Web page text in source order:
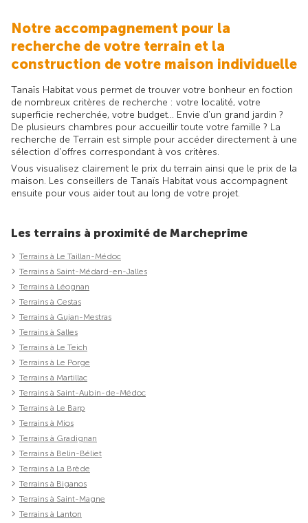
Notre accompagnement pour la
recherche de votre terrain et la
construction de votre maison individuelle
Tanaïs Habitat vous permet de trouver votre bonheur en foction
de nombreux critères de recherche : votre localité, votre
superficie recherchée, votre budget... Envie d'un grand jardin ?
De plusieurs chambres pour accueillir toute votre famille ? La
recherche de Terrain est simple pour accéder directement à une
sélection d'offres correspondant à vos critères.
Vous visualisez clairement le prix du terrain ainsi que le prix de la
maison. Les conseillers de Tanaïs Habitat vous accompagnent
ensuite pour vous aider tout au long de votre projet.
Les terrains à proximité de Marcheprime
Terrains à Le Taillan-Médoc
Terrains à Saint-Médard-en-Jalles
Terrains à Léognan
Terrains à Cestas
Terrains à Gujan-Mestras
Terrains à Salles
Terrains à Le Teich
Terrains à Le Porge
Terrains à Martillac
Terrains à Saint-Aubin-de-Médoc
Terrains à Le Barp
Terrains à Mios
Terrains à Gradignan
Terrains à Belin-Béliet
Terrains à La Brède
Terrains à Biganos
Terrains à Saint-Magne
Terrains à Lanton